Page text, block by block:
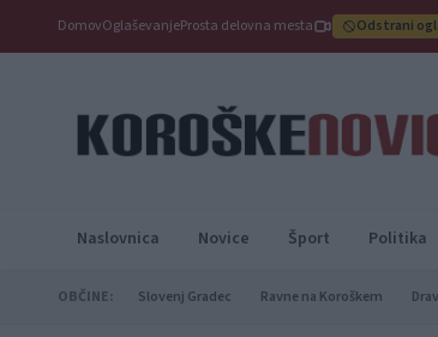
DomovOglaševanjeProsta delovna mesta Odstrani
Naslovnica Novice Šport Politika
OBČINE: Slovenj Gradec Ravne na Koroškem